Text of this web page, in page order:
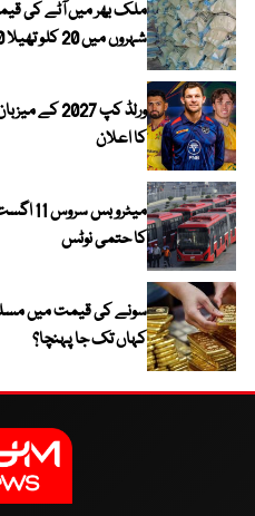
ملک بھر میں آٹے کی
شہروں میں 20 کلو تھیلا 100 روپے تک مہنگا
ورلڈ کپ
کا اعلان
میٹرو
کا حتمی نوٹس
سونے کی قیمت میں
کہاں تک جا پہنچا؟